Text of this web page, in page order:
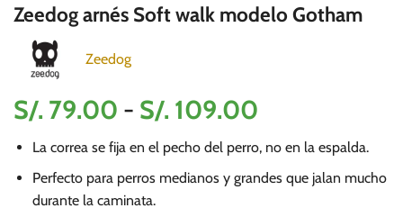
Zeedog arnés Soft walk modelo Gotham
Zeedog
S/. 79.00 - S/. 109.00
precios:
desde
La correa se fija en el pecho del perro, no en la espalda.
Perfecto para perros medianos y grandes que jalan mucho
durante la caminata.